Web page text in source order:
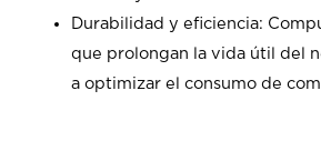
Durabilidad y eficiencia:
que prolongan la vida útil del
a optimizar el consumo de